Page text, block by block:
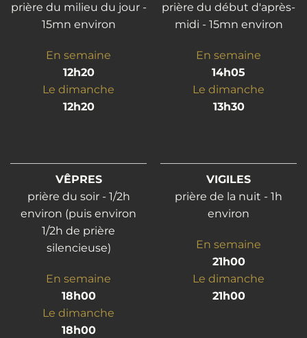
prière du milieu du jour -
15mn environ
En semaine
12h20
Le dimanche
12h20
prière du début d'après-
midi - 15mn environ
En semaine
14h05
Le dimanche
13h30
VÊPRES
prière du soir - 1/2h
environ (puis environ
1/2h de prière
silencieuse)
En semaine
18h00
Le dimanche
18h00
VIGILES
prière de la nuit - 1h
environ
En semaine
21h00
Le dimanche
21h00